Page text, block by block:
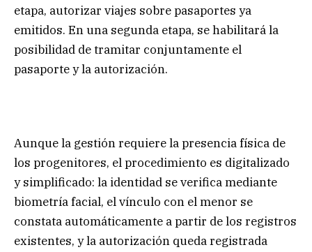
etapa, autorizar viajes sobre pasaportes ya
emitidos. En una segunda etapa, se habilitará la
posibilidad de tramitar conjuntamente el
pasaporte y la autorización.
Aunque la gestión requiere la presencia física de
los progenitores, el procedimiento es digitalizado
y simplificado: la identidad se verifica mediante
biometría facial, el vínculo con el menor se
constata automáticamente a partir de los registros
existentes, y la autorización queda registrada